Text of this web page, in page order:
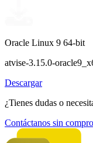
Oracle Linux 9 64-bit
atvise-3.15.0-
Descargar
¿Tienes dudas o
Contáctanos sin